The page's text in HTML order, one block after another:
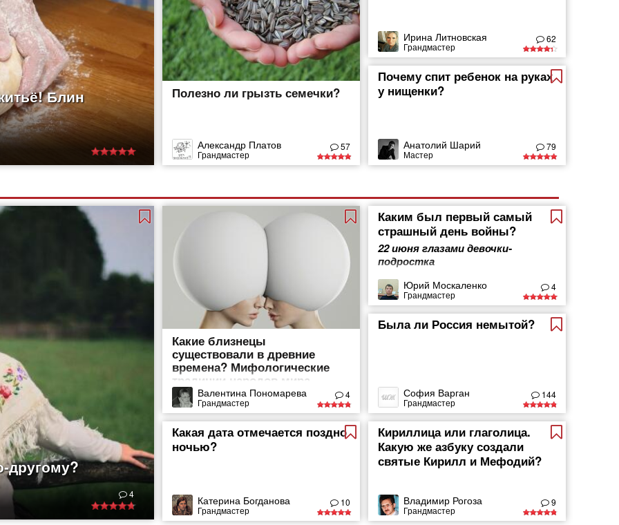
Блин
Полезно ли грызть семечки?
Александр Платов
Грандмастер
57
Ирина Литновская
Грандмастер
62
Почему спит ребенок на руках
у нищенки?
Анатолий Шарий
Мастер
79
другому?
И не только они,
их творения.
4
Какие близнецы
существовали в древние
времена? Мифологические
традиции народов мира
Валентина Пономарева
Грандмастер
4
Каким был первый самый
страшный день войны?
22 июня глазами девочки-
подростка
Юрий Москаленко
Грандмастер
4
Была ли Россия немытой?
София Варган
Грандмастер
144
Какая дата отмечается поздно
ночью?
Катерина Богданова
Грандмастер
10
Кириллица или глаголица.
Какую же азбуку создали
святые Кирилл и Мефодий?
Владимир Рогоза
Грандмастер
9